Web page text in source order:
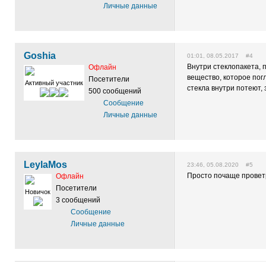
Личные данные
Goshia
Активный участник
Офлайн
Посетители
500 сообщений
Сообщение
Личные данные
01:01, 08.05.2017 #4
Внутри
вещество, которое
стекла внутри потеют,
LeylaMos
Новичок
Офлайн
Посетители
3 сообщений
Сообщение
Личные данные
23:46, 05.08.2020 #5
Просто почаще